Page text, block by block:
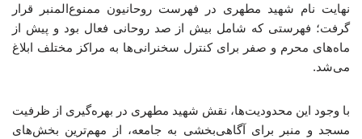
نهایت نام شهید مطهری در فهرست روحانیون ممنوع‌المنبر قرار
گرفت؛ فهرستی که شامل بیش از صد روحانی فعال بود و پیش از
ماه‌های محرم و صفر برای کنترل سخنرانی‌ها به مراکز مختلف ابلاغ
می‌شد.
با وجود این محدودیت‌ها، نقش شهید مطهری در بهره‌گیری از ظرفیت
مسجد و منبر برای آگاهی‌بخشی به جامعه، از مهم‌ترین بخش‌های